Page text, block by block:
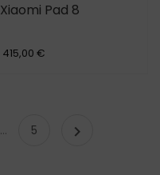
Xiaomi Pad 8
415,00 €
… 5 